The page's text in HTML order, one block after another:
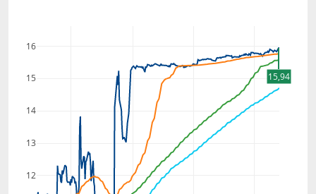
12
13
14
15
16
15,94